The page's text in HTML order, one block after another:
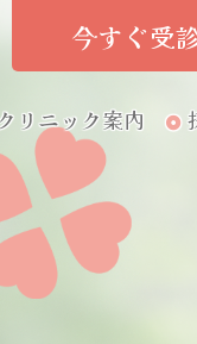
今すぐ受
クリニック案内